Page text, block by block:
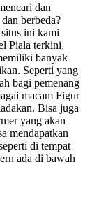
dan
berbeda?
ini kami
Piala terkini,
banyak
Seperti yang
bagi pemenang
macam Figur
Bisa juga
yang akan
mendapatkan
di tempat
ada di bawah